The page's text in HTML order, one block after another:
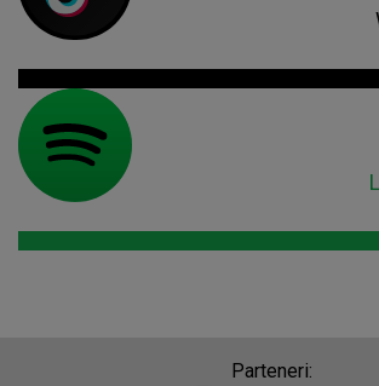
Parteneri: